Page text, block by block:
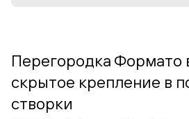
алюминиевых перегородок и
со стеновыми панелями
Перегородка Формато
скрытое крепление в
створки